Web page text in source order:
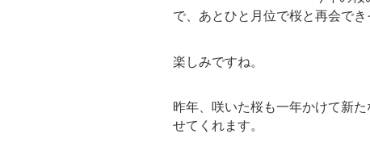
で、あとひと月位で桜と再会でき
楽しみですね。
昨年、咲いた桜も一年かけて新
せてくれます。